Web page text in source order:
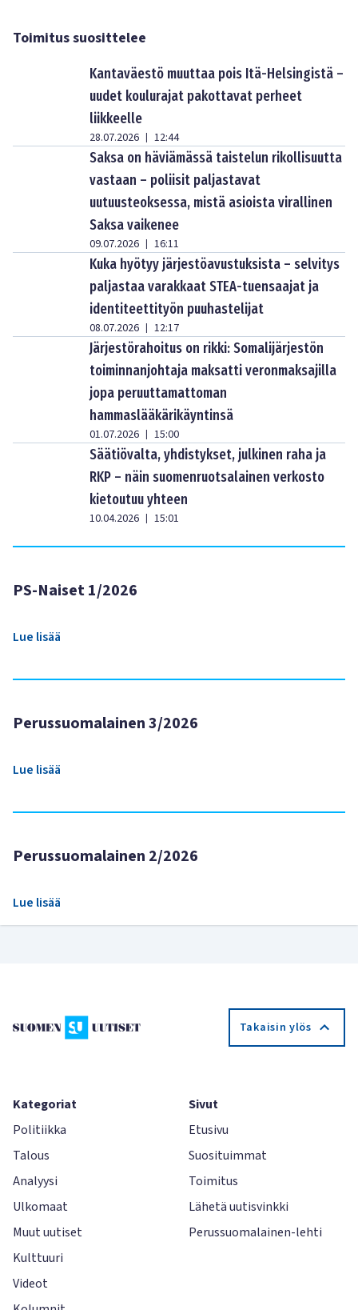
Toimitus suosittelee
Kantaväestö muuttaa pois Itä-Helsingistä –
uudet koulurajat pakottavat perheet
liikkeelle
28.07.2026 | 12:44
Saksa on häviämässä taistelun rikollisuutta
vastaan – poliisit paljastavat
uutuusteoksessa, mistä asioista virallinen
Saksa vaikenee
09.07.2026 | 16:11
Kuka hyötyy järjestöavustuksista – selvitys
paljastaa varakkaat STEA-tuensaajat ja
identiteettityön puuhastelijat
08.07.2026 | 12:17
Järjestörahoitus on rikki: Somalijärjestön
toiminnanjohtaja maksatti veronmaksajilla
jopa peruuttamattoman
hammaslääkärikäyntinsä
01.07.2026 | 15:00
Säätiövalta, yhdistykset, julkinen raha ja
RKP – näin suomenruotsalainen verkosto
kietoutuu yhteen
10.04.2026 | 15:01
PS-Naiset 1/2026
Lue lisää
Perussuomalainen 3/2026
Lue lisää
Perussuomalainen 2/2026
Lue lisää
Takaisin ylös
Kategoriat
Politiikka
Talous
Analyysi
Ulkomaat
Muut uutiset
Kulttuuri
Videot
Sivut
Etusivu
Suosituimmat
Toimitus
Lähetä uutisvinkki
Perussuomalainen-lehti